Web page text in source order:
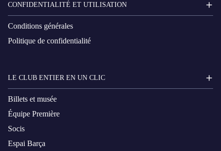
CONFIDENTIALITÉ ET UTILISATION
Conditions générales
Politique de confidentialité
LE CLUB ENTIER EN UN CLIC
Billets et musée
Équipe Première
Socis
Espai Barça